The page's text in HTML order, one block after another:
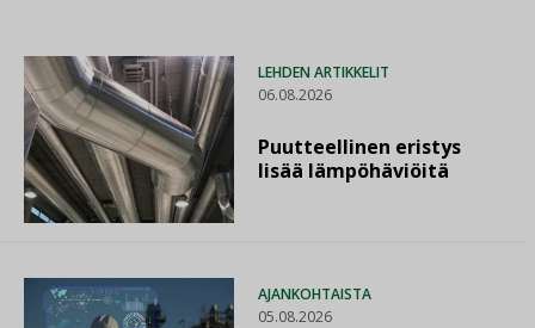
LEHDEN ARTIKKELIT
06.08.2026
Puutteellinen eristys
lisää lämpöhäviöitä
AJANKOHTAISTA
05.08.2026